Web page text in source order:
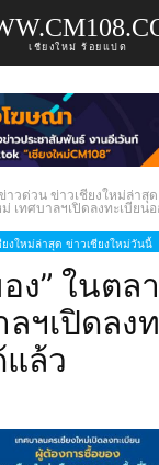
เชียงใหม่ ร้อยแปด
าวด่วน ข่าวเชียงใหม่ล่าสุ
เทศบาลฯเปิดลงทะเบียน
งใหม่ล่าสุด ข่าวเชียงใหม่วันนี้
ง” ในตล
ฯเปิดลง
ล้ว